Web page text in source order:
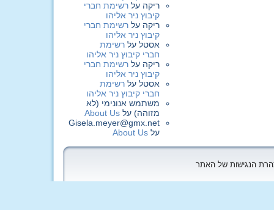
ריקה על רשימת חברי
קיבוץ ניר אליהו
ריקה על רשימת חברי
קיבוץ ניר אליהו
אסטל על רשימת
חברי קיבוץ ניר אליהו
ריקה על רשימת חברי
קיבוץ ניר אליהו
אסטל על רשימת
חברי קיבוץ ניר אליהו
משתמש אנונימי (לא
מזוהה) על About Us
Gisela.meyer@gmx.net
על About Us
הנגישות של האתר